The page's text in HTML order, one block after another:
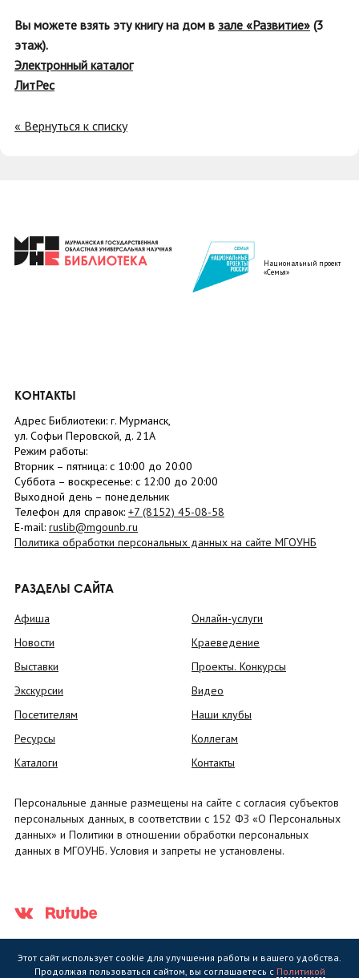
Вы можете взять эту книгу на дом в зале «Развитие» (3
этаж).
Электронный каталог
ЛитРес
« Вернуться к списку
Национальный проект
«Семья»
КОНТАКТЫ
Адрес Библиотеки: г. Мурманск,
ул. Софьи Перовской, д. 21А
Режим работы:
Вторник – пятница: с 10:00 до 20:00
Суббота – воскресенье: c 12:00 до 20:00
Выходной день – понедельник
Телефон для справок: +7 (8152) 45-08-58
E-mail: ruslib@mgounb.ru
Политика обработки персональных данных на сайте МГОУНБ
РАЗДЕЛЫ САЙТА
Афиша
Новости
Выставки
Экскурсии
Посетителям
Ресурсы
Каталоги
Онлайн-услуги
Краеведение
Проекты. Конкурсы
Видео
Наши клубы
Коллегам
Контакты
Персональные данные размещены на сайте с согласия субъектов
персональных данных, в соответствии с 152 ФЗ «О Персональных
данных» и Политики в отношении обработки персональных
данных в МГОУНБ. Условия и запреты не установлены.
Этот сайт использует cookie для улучшения работы и вашего удобства.
Продолжая пользоваться сайтом, вы соглашаетесь с Политикой